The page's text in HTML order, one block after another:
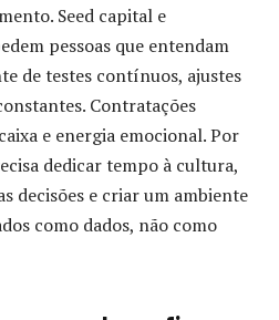
Seed capital e
pessoas que entendam
de testes contínuos, ajustes
Contratações
e energia emocional. Por
dedicar tempo à cultura,
decisões e criar um ambiente
como dados, não como